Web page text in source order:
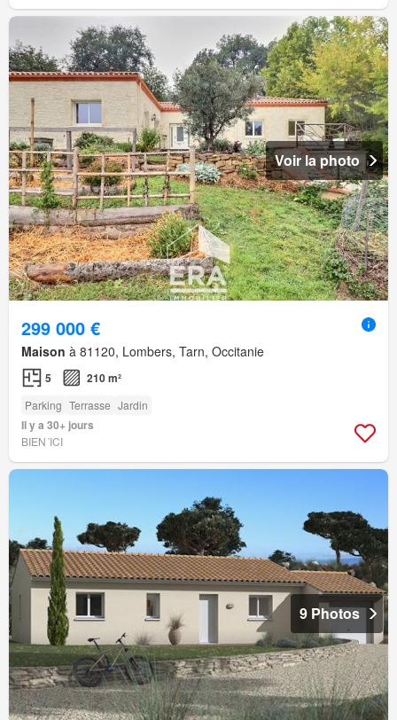
Voir la photo
299 000 €
Maison à 81120, Lombers, Tarn, Occitanie
5 210 m²
Parking Terrasse Jardin
Il y a 30+ jours
BIEN´ICI
9 Photos